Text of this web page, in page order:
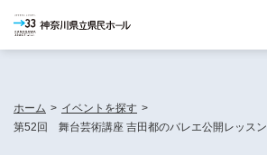
ホーム > イベントを探す >
第52回 舞台芸術講座 吉田都のバレエ公開レッスン